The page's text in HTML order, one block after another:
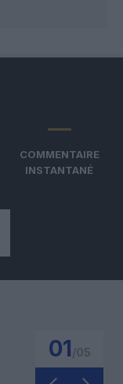
COMMENTAIRE
INSTANTANÉ
01